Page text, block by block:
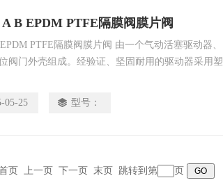
B EPDM PTFE隔膜阀膜片阀
PTFE隔膜阀膜片阀 由一个气动活塞驱动器、
阀门外壳组成。经验证、坚固耐用的驱动器采用塑
05-25 型号：
页 上一页 下一页 末页 跳转到第 页